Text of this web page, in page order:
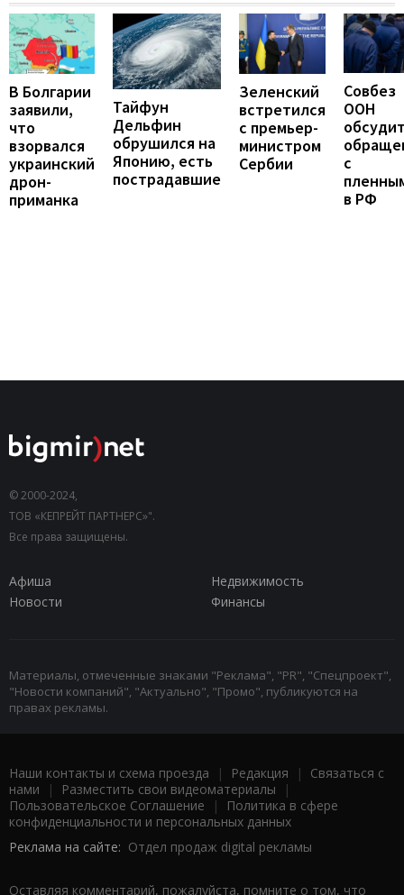
В Болгарии
заявили,
что
взорвался
украинский
дрон-
приманка
Тайфун
Дельфин
обрушился на
Японию, есть
пострадавшие
Зеленский
встретился
с премьер-
министром
Сербии
Совбез
ООН
с
в РФ
© 2000-2024,
ТОВ «КЕПРЕЙТ ПАРТНЕРС»".
Все права защищены.
Афиша
Недвижимость
Новости
Финансы
Материалы, отмеченные знаками "Реклама", "PR", "Спецпроект",
"Новости компаний", "Актуально", "Промо", публикуются на
правах рекламы.
Наши контакты и схема проезда | Редакция | Связаться с
нами | Разместить свои видеоматериалы |
Пользовательское Соглашение |
Политика в сфере
конфиденциальности и персональных данных
Реклама на сайте: Отдел продаж digital рекламы
Оставляя комментарий, пожалуйста, помните о том, что